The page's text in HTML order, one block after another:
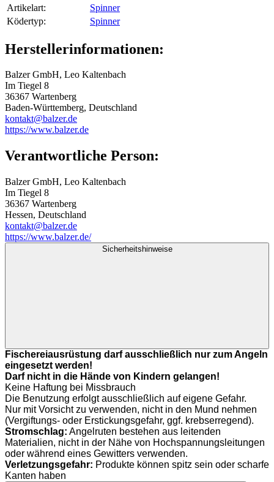
Artikelart‍:
Spinner
Ködertyp‍:
Spinner
Herstellerinformationen:
Balzer GmbH, Leo Kaltenbach
Im Tiegel 8
36367 Wartenberg
Baden-Württemberg, Deutschland
kontakt@balzer.de
https://www.balzer.de
Verantwortliche Person:
Balzer GmbH, Leo Kaltenbach
Im Tiegel 8
36367 Wartenberg
Hessen, Deutschland
kontakt@balzer.de
https://www.balzer.de/
Sicherheitshinweise
Fischereiausrüstung darf ausschließlich nur zum Angeln
eingesetzt werden!
Darf nicht in die Hände von Kindern gelangen!
Keine Haftung bei Missbrauch
Die Benutzung erfolgt ausschließlich auf eigene Gefahr.
Nur mit Vorsicht zu verwenden, nicht in den Mund nehmen
(Vergiftungs- oder Erstickungsgefahr, ggf. krebserregend).
Stromschlag: Angelruten bestehen aus leitenden
Materialien, nicht in der Nähe von Hochspannungsleitungen
oder während eines Gewitters verwenden.
Verletzungsgefahr: Produkte können spitz sein oder scharfe
Kanten haben